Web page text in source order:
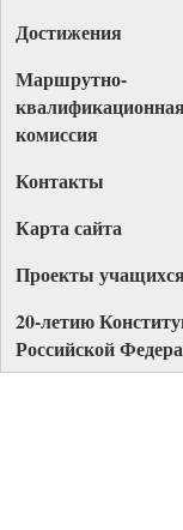
Достижения
Маршрутно-
комиссия
Контакты
Карта сайта
Проекты
20-летию
Российской